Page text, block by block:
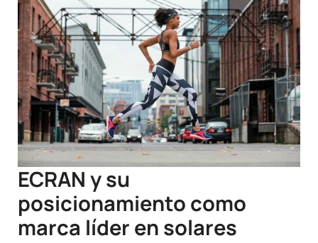
ECRAN y su
posicionamiento como
marca líder en solares